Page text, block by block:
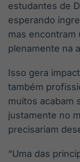
estudantes de
esperando
mas encontram
plenamente na
Isso gera
também
muitos acabam
justamente no
precisariam
“Uma das